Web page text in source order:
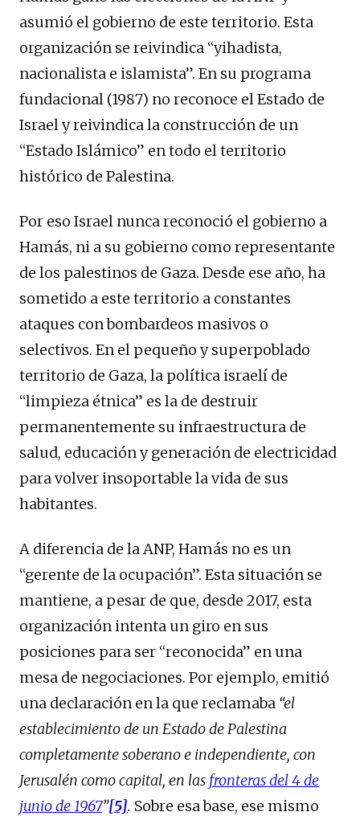
asumió el gobierno de este territorio. Esta
organización se reivindica “yihadista,
nacionalista e islamista”. En su programa
fundacional (1987) no reconoce el Estado de
Israel y reivindica la construcción de un
“Estado Islámico” en todo el territorio
histórico de Palestina.
Por eso Israel nunca reconoció el gobierno a
Hamás, ni a su gobierno como representante
de los palestinos de Gaza. Desde ese año, ha
sometido a este territorio a constantes
ataques con bombardeos masivos o
selectivos. En el pequeño y superpoblado
territorio de Gaza, la política israelí de
“limpieza étnica” es la de destruir
permanentemente su infraestructura de
salud, educación y generación de electricidad
para volver insoportable la vida de sus
habitantes.
A diferencia de la ANP, Hamás no es un
“gerente de la ocupación”. Esta situación se
mantiene, a pesar de que, desde 2017, esta
organización intenta un giro en sus
posiciones para ser “reconocida” en una
mesa de negociaciones. Por ejemplo, emitió
una declaración en la que reclamaba “el
establecimiento de un Estado de Palestina
completamente soberano e independiente, con
Jerusalén como capital, en las fronteras del 4 de
junio de 1967”[5]. Sobre esa base, ese mismo